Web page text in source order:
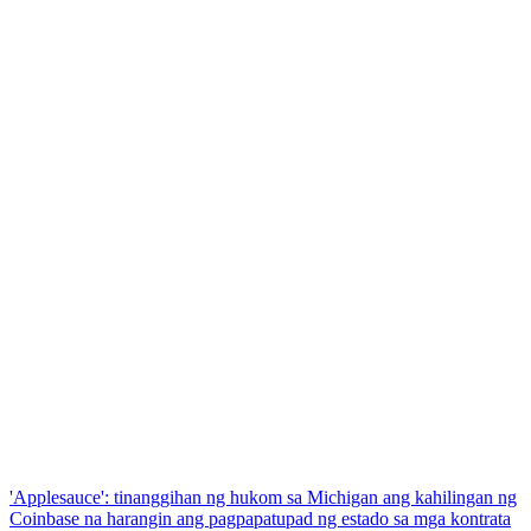
'Applesauce': tinanggihan ng hukom sa Michigan ang kahilingan ng
Coinbase na harangin ang pagpapatupad ng estado sa mga kontrata